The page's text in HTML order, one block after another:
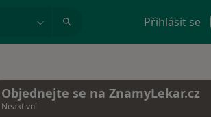
Přihlásit se
Objednejte se na ZnamyLekar.cz
Neaktivní